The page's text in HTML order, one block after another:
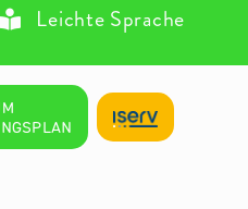
Leichte Sprache